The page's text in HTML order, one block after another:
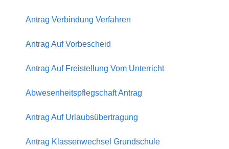
Antrag Verbindung Verfahren
Antrag Auf Vorbescheid
Antrag Auf Freistellung Vom Unterricht
Abwesenheitspflegschaft Antrag
Antrag Auf Urlaubsübertragung
Antrag Klassenwechsel Grundschule